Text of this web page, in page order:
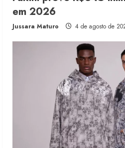
em 2026
Jussara Maturo 4 de agosto de